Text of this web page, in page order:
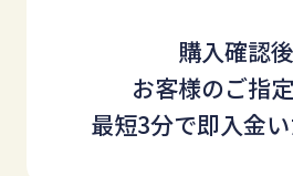
購入確認後
お客様のご指
最短3分で即入金い